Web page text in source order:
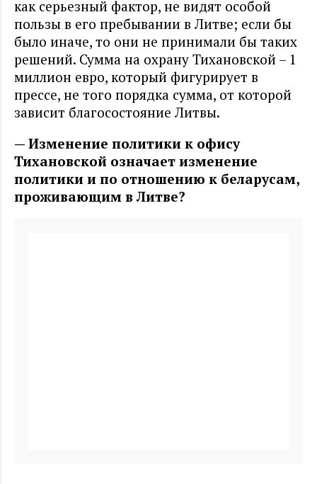
как серьезный фактор, не видят особой
пользы в его пребывании в Литве; если бы
было иначе, то они не принимали бы таких
решений. Сумма на охрану Тихановской – 1
миллион евро, который фигурирует в
прессе, не того порядка сумма, от которой
зависит благосостояние Литвы.
— Изменение политики к офису
Тихановской означает изменение
политики и по отношению к беларусам,
проживающим в Литве?